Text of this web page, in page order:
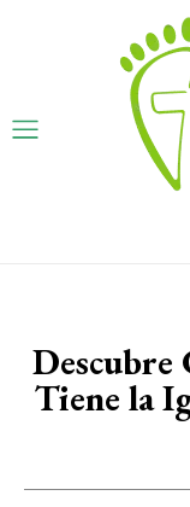
Descubre
Tiene la